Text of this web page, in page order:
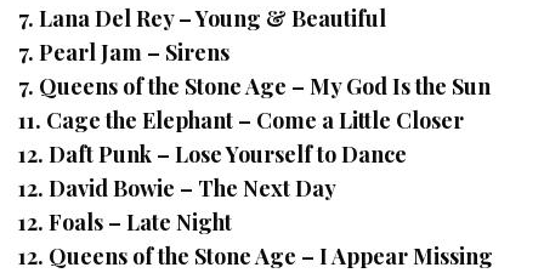
7. Lana Del Rey – Young & Beautiful
7. Pearl Jam – Sirens
7. Queens of the Stone Age – My God Is the Sun
11. Cage the Elephant – Come a Little Closer
12. Daft Punk – Lose Yourself to Dance
12. David Bowie – The Next Day
12. Foals – Late Night
12. Queens of the Stone Age – I Appear Missing